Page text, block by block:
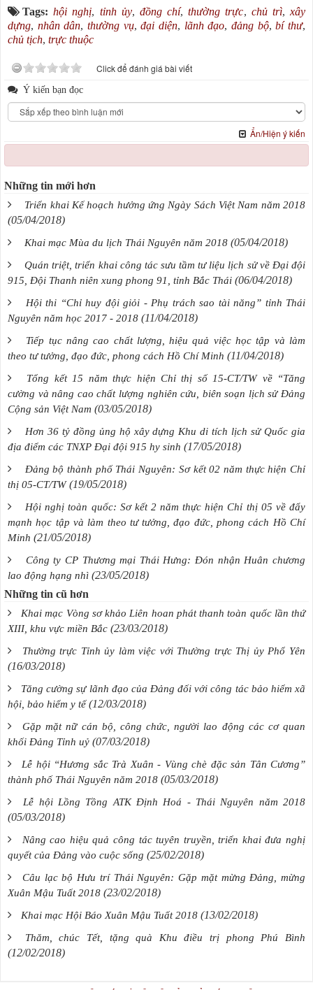
Tags:hội nghị, tỉnh ủy, đồng chí,thường trực, chủ trì,xây
dựng, nhân dân,thường vụ,đại diện, lãnh đạo,đảng bộ,bí thư,
chủ tịch, trực thuộc
Click để đánh giá bài viết
Ý kiến bạn đọc
Ẩn/Hiện ý kiến
Những tin mới hơn
Triển khai Kế hoạch hưởng ứng Ngày Sách Việt Nam năm 2018
(05/04/2018)
Khai mạc Mùa du lịch Thái Nguyên năm 2018 (05/04/2018)
Quán triệt, triển khai công tác sưu tầm tư liệu lịch sử về Đại đội
915, Đội Thanh niên xung phong 91, tỉnh Bắc Thái (06/04/2018)
Hội thi “Chỉ huy đội giỏi - Phụ trách sao tài năng” tỉnh Thái
Nguyên năm học 2017 - 2018 (11/04/2018)
Tiếp tục nâng cao chất lượng, hiệu quả việc học tập và làm
theo tư tưởng, đạo đức, phong cách Hồ Chí Minh (11/04/2018)
Tổng kết 15 năm thực hiện Chỉ thị số 15-CT/TW về “Tăng
cường và nâng cao chất lượng nghiên cứu, biên soạn lịch sử Đảng
Cộng sản Việt Nam (03/05/2018)
Hơn 36 tỷ đồng ủng hộ xây dựng Khu di tích lịch sử Quốc gia
địa điểm các TNXP Đại đội 915 hy sinh (17/05/2018)
Đảng bộ thành phố Thái Nguyên: Sơ kết 02 năm thực hiện Chỉ
thị 05-CT/TW (19/05/2018)
Hội nghị toàn quốc: Sơ kết 2 năm thực hiện Chỉ thị 05 về đẩy
mạnh học tập và làm theo tư tưởng, đạo đức, phong cách Hồ Chí
Minh (21/05/2018)
Công ty CP Thương mại Thái Hưng: Đón nhận Huân chương
lao động hạng nhì (23/05/2018)
Những tin cũ hơn
Khai mạc Vòng sơ khảo Liên hoan phát thanh toàn quốc lần thứ
XIII, khu vực miền Bắc (23/03/2018)
Thường trực Tỉnh ủy làm việc với Thường trực Thị ủy Phổ Yên
(16/03/2018)
Tăng cường sự lãnh đạo của Đảng đối với công tác bảo hiểm xã
hội, bảo hiểm y tế (12/03/2018)
Gặp mặt nữ cán bộ, công chức, người lao động các cơ quan
khối Đảng Tỉnh uỷ (07/03/2018)
Lễ hội “Hương sắc Trà Xuân - Vùng chè đặc sản Tân Cương”
thành phố Thái Nguyên năm 2018 (05/03/2018)
Lễ hội Lồng Tồng ATK Định Hoá - Thái Nguyên năm 2018
(05/03/2018)
Nâng cao hiệu quả công tác tuyên truyền, triển khai đưa nghị
quyết của Đảng vào cuộc sống (25/02/2018)
Câu lạc bộ Hưu trí Thái Nguyên: Gặp mặt mừng Đảng, mừng
Xuân Mậu Tuất 2018 (23/02/2018)
Khai mạc Hội Báo Xuân Mậu Tuất 2018 (13/02/2018)
Thăm, chúc Tết, tặng quà Khu điều trị phong Phú Bình
(12/02/2018)